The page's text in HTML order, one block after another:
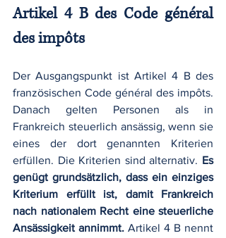
Artikel 4 B des Code général
des impôts
Der Ausgangspunkt ist Artikel 4 B des
französischen Code général des impôts.
Danach gelten Personen als in
Frankreich steuerlich ansässig, wenn sie
eines der dort genannten Kriterien
erfüllen. Die Kriterien sind alternativ. Es
genügt grundsätzlich, dass ein einziges
Kriterium erfüllt ist, damit Frankreich
nach nationalem Recht eine steuerliche
Ansässigkeit annimmt. Artikel 4 B nennt